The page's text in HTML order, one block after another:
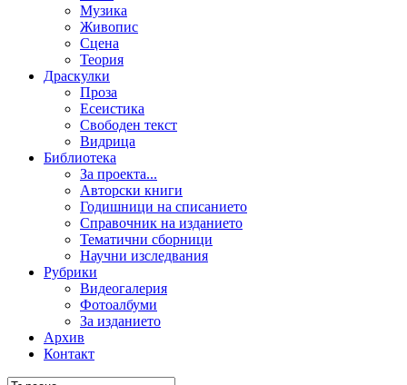
Музика
Живопис
Сцена
Теория
Драскулки
Проза
Есеистика
Свободен текст
Видрица
Библиотека
За проекта...
Авторски книги
Годишници на списанието
Справочник на изданието
Тематични сборници
Научни изследвания
Рубрики
Видеогалерия
Фотоалбуми
За изданието
Архив
Контакт